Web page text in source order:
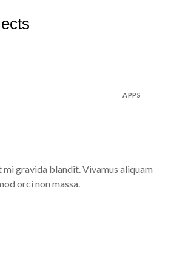
APPS
gravida blandit. Vivamus aliquam
orci non massa.